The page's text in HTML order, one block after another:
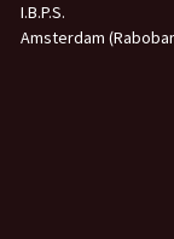
I.B.P.S.
Amsterdam